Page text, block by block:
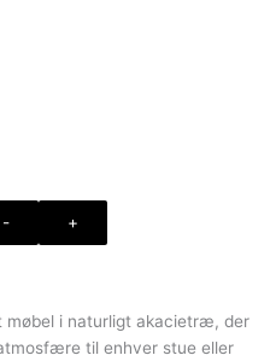
- +
møbel i naturligt akacietræ, der
til enhver stue eller